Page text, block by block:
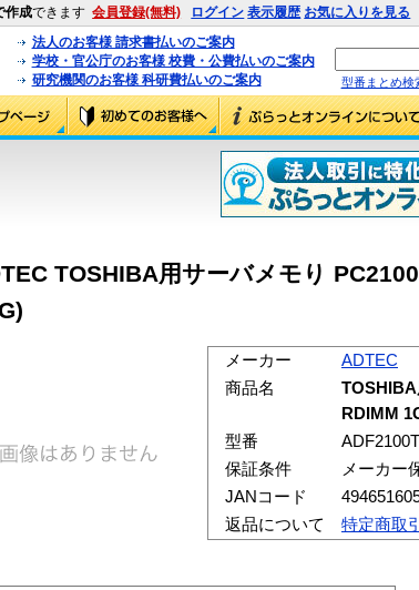
作成できます 会員登録(無料) ログイン 表示履歴 お気に入りを見る
法人のお客様 請求書払いのご案内
学校・官公庁のお客様 校費・公費払いのご案内
研究機関のお客様 科研費払いのご案内
型番まとめ検
TOSHIBA用サーバメモり
メーカー
ADTEC
商品名
RDIMM
型番
保証条件
メーカー
JANコード
返品について
特定商取